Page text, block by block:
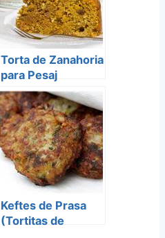
Torta de Zanahoria
para Pesaj
Keftes de Prasa
(Tortitas de